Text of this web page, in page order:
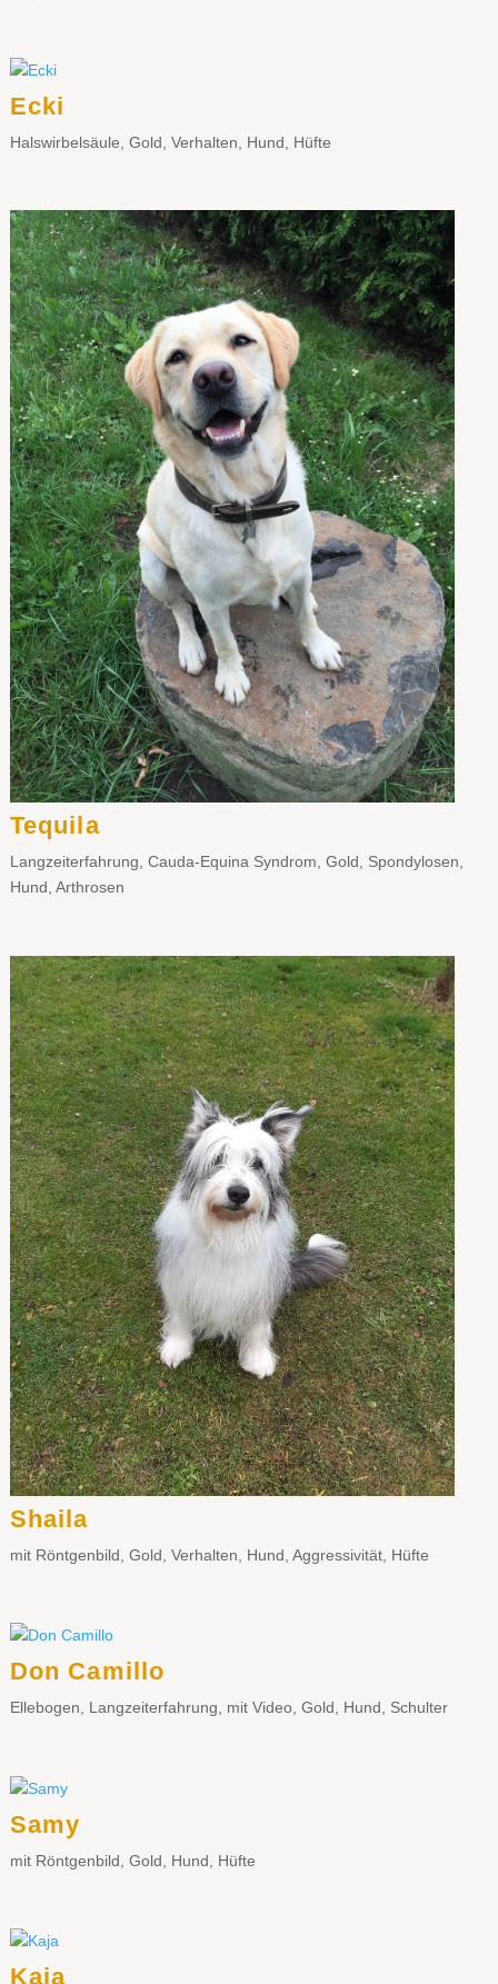
Ecki
Halswirbelsäule Gold Verhalten Hund Hüfte
Tequila
Langzeiterfahrung, Cauda-Equina Syndrom, Gold, Spondylosen,
Hund, Arthrosen
Shaila
mit Röntgenbild Gold Verhalten Hund Aggressivität, Hüfte
Don Camillo
Ellebogen, Langzeiterfahrung, mit Video, Gold, Hund, Schulter
Samy
mit Röntgenbild Gold Hund Hüfte
Kaja